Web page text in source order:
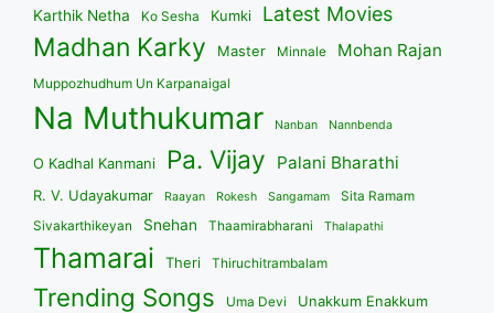
Karthik Netha Ko Sesha Kumki Latest Movies
Madhan Karky Master Minnale Mohan Rajan
Muppozhudhum Un Karpanaigal
Na Muthukumar Nanban Nannbenda
O Kadhal Kanmani Pa. Vijay Palani Bharathi
R. V. Udayakumar Raayan Rokesh Sangamam
Sita Ramam
Sivakarthikeyan
Snehan Thaamirabharani Thalapathi
Thamarai Theri Thiruchitrambalam
Trending Songs Uma Devi Unakkum Enakkum